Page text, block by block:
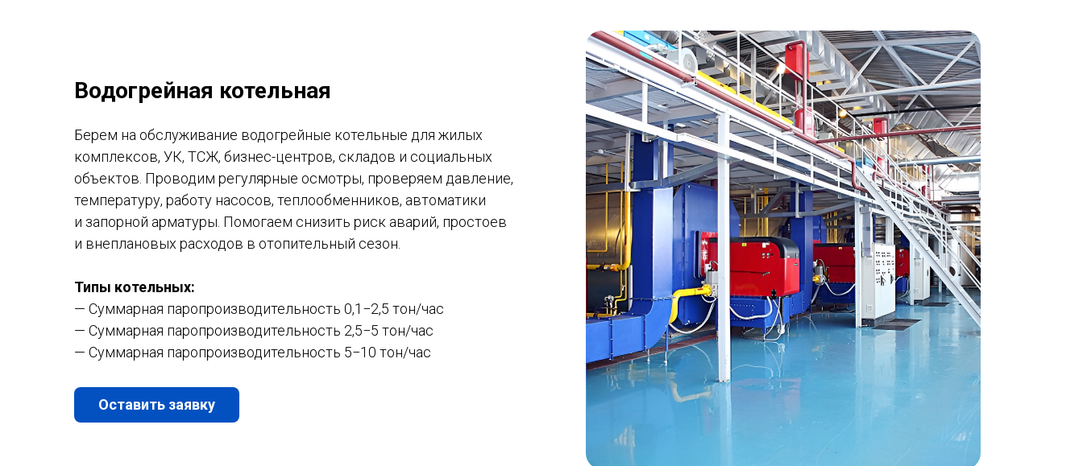
Водогрейная котельная
Берем на обслуживание водогрейные котельные для жилых
комплексов, УК, ТСЖ, бизнес-центров, складов и социальных
объектов. Проводим регулярные осмотры, проверяем давление,
температуру, работу насосов, теплообменников, автоматики
и запорной арматуры. Помогаем снизить риск аварий, простоев
и внеплановых расходов в отопительный сезон.
Типы котельных:
— Суммарная паропроизводительность 0,1−2,5 тон/час
— Суммарная паропроизводительность 2,5−5 тон/час
— Суммарная паропроизводительность 5−10 тон/час
Оставить заявку